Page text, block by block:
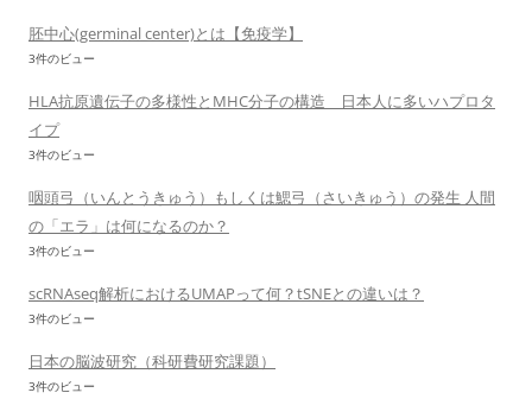
胚中心(germinal center)とは【免疫学】
3件のビュー
HLA抗原遺伝子の多様性とMHC分子の構造 日本人に多いハプロタ
イプ
3件のビュー
咽頭弓（いんとうきゅう）もしくは鰓弓（さいきゅう）の発生 人間
の「エラ」は何になるのか？
3件のビュー
scRNAseq解析におけるUMAPって何？tSNEとの違いは？
3件のビュー
日本の脳波研究（科研費研究課題）
3件のビュー